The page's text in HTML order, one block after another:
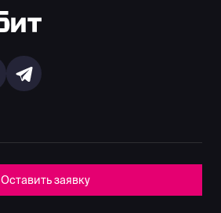
Оставить заявку